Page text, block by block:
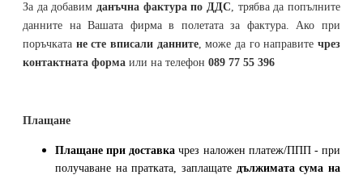
За да добавим данъчна фактура по ДДС, трябва да попълните
данните на Вашата фирма в полетата за фактура. Ако при
поръчката не сте вписали данните, може да го направитечрез
контактната форма или на телефон 089 77 55 396
Плащане
Плащане при доставка чрез наложен платеж/ППП - при
получаване на пратката, заплащате дължимата сума на